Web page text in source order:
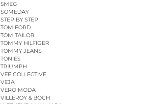
SMEG
SOMEDAY
STEP BY STEP
TOM FORD
TOM TAILOR
TOMMY HILFIGER
TOMMY JEANS
TONIES
TRIUMPH
VEE COLLECTIVE
VEJA
VERO MODA
VILLEROY & BOCH